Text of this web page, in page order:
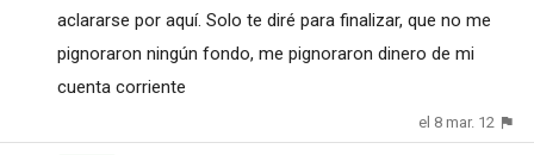
aclararse por aquí. Solo te diré para finalizar, que no me
pignoraron ningún fondo, me pignoraron dinero de mi
cuenta corriente
el 8 mar. 12